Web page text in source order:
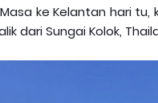
Masa ke Kelantan hari
dari Sungai Kolok,